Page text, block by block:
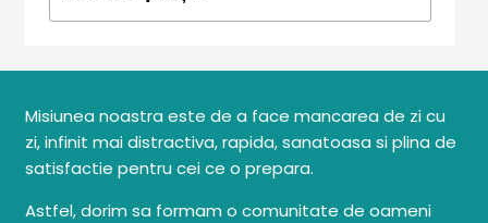
Misiunea noastra este de a face mancarea de zi cu
zi, infinit mai distractiva, rapida, sanatoasa si plina de
satisfactie pentru cei ce o prepara.
Astfel, dorim sa formam o comunitate de oameni